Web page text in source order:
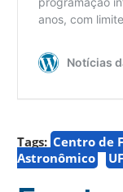
Tags: Centro de
Astronômico